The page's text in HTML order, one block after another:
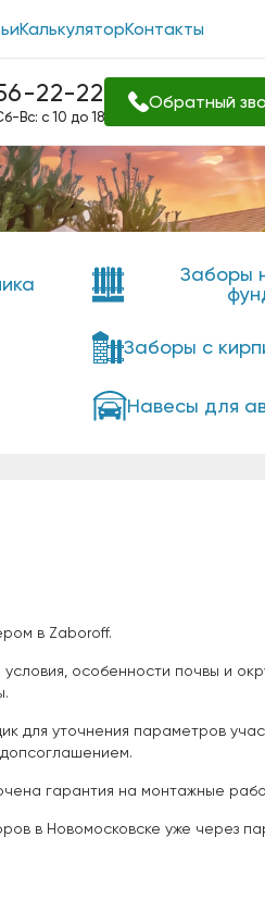
КалькуляторКонтакты
22-22
Вс: с 10 до 18
Обратный
Заборы
Заборы с
Навесы для
в Zaboroff.
особенности почвы и
для уточнения параметров
гарантия на монтажные
в Новомосковске уже через